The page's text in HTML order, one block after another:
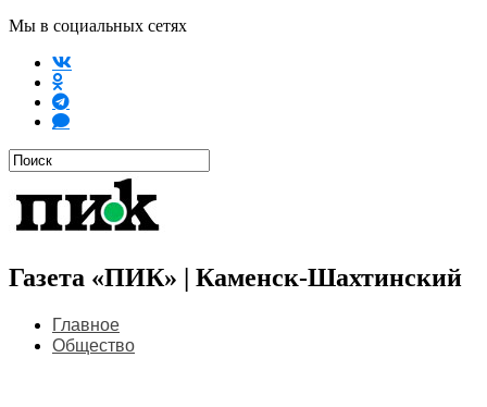
Мы в социальных сетях
Газета «ПИК» | Каменск-Шахтинский
Главное
Общество